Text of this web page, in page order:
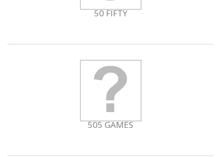
50 FIFTY
505 GAMES